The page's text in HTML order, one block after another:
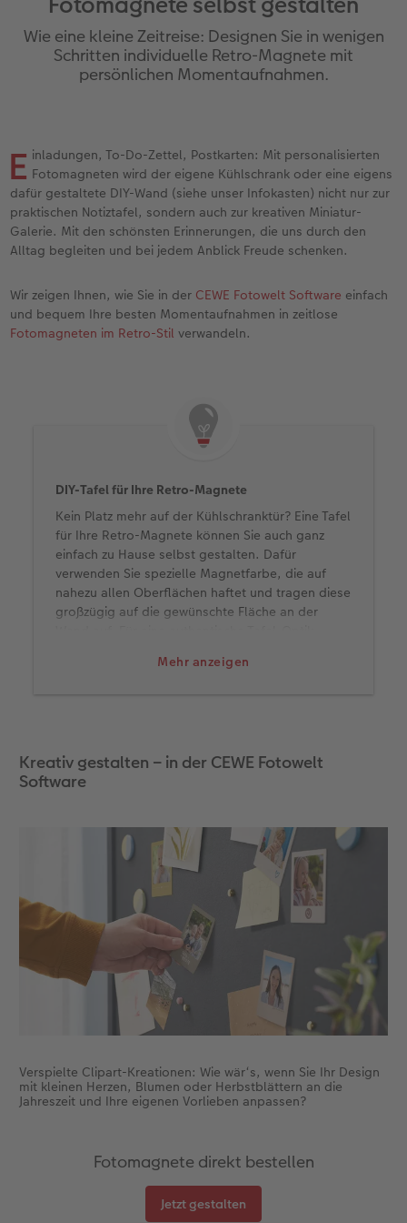
Jahrbuch gestalten
CEWE FOTOBUCH Kids
Designvorlagen
Foto-Kochbuch
Webinare
Gestaltungsideen
Anleitungen & Hilfe
Inspiration
Neuheiten
Bilderboxen
Premium Poster
Fotos digitalisieren
CEWE myPhotos
Extras
Photo Streetmap Poster
Acrylglas
Hartschaum
Gallery Print
Willkommensschild
im Wunschformat
Neuheiten
Extras
Dankeskarten Kommunion
Dankeskarten
Papierqualitäten
Klappkarten
Postkarten
Einzelkarten
Digitale Grußkarte
CEWE myPhotos
Neuheiten
Textilien
Schule & Büro
Handyhüllen
Faber-Castell
Geschenkideen
CEWE myPhotos
Wandkalender mit Design
NEU: Wandkalender Fineline
Extras
CEWE myPhotos
Max Case
Smartflip
CEWE myPhotos
Neuheiten
nachhaltiger Schenken
Danke sagen
Inspiration
Kundenbeispiele
Liebe schenken
Fototipps
Hochzeit
Baby
Geburtstag
Faszination Fotografie
Wie eine kleine Zeitreise: Designen Sie in wenigen
Schritten individuelle Retro-Magnete mit
persönlichen Momentaufnahmen.
E inladungen, To-Do-Zettel, Postkarten: Mit personalisierten
Fotomagneten wird der eigene Kühlschrank oder eine eigens
dafür gestaltete DIY-Wand (siehe unser Infokasten) nicht nur zur
praktischen Notiztafel, sondern auch zur kreativen Miniatur-
Galerie. Mit den schönsten Erinnerungen, die uns durch den
Alltag begleiten und bei jedem Anblick Freude schenken.
Wir zeigen Ihnen, wie Sie in der CEWE Fotowelt Software einfach
und bequem Ihre besten Momentaufnahmen in zeitlose
Fotomagneten im Retro-Stil verwandeln.
Mehr anzeigen
DIY-Tafel für Ihre Retro-Magnete
Kein Platz mehr auf der Kühlschranktür? Eine Tafel
für Ihre Retro-Magnete können Sie auch ganz
einfach zu Hause selbst gestalten. Dafür
verwenden Sie spezielle Magnetfarbe, die auf
nahezu allen Oberflächen haftet und tragen diese
großzügig auf die gewünschte Fläche an der
als Rahmen anbringen – für eine Tafel, die nicht
Kreativ gestalten – in der CEWE Fotowelt
Software
Verspielte Clipart-Kreationen: Wie wär‘s, wenn Sie Ihr Design
mit kleinen Herzen, Blumen oder Herbstblättern an die
Jahreszeit und Ihre eigenen Vorlieben anpassen?
Fotomagnete direkt bestellen
Jetzt gestalten